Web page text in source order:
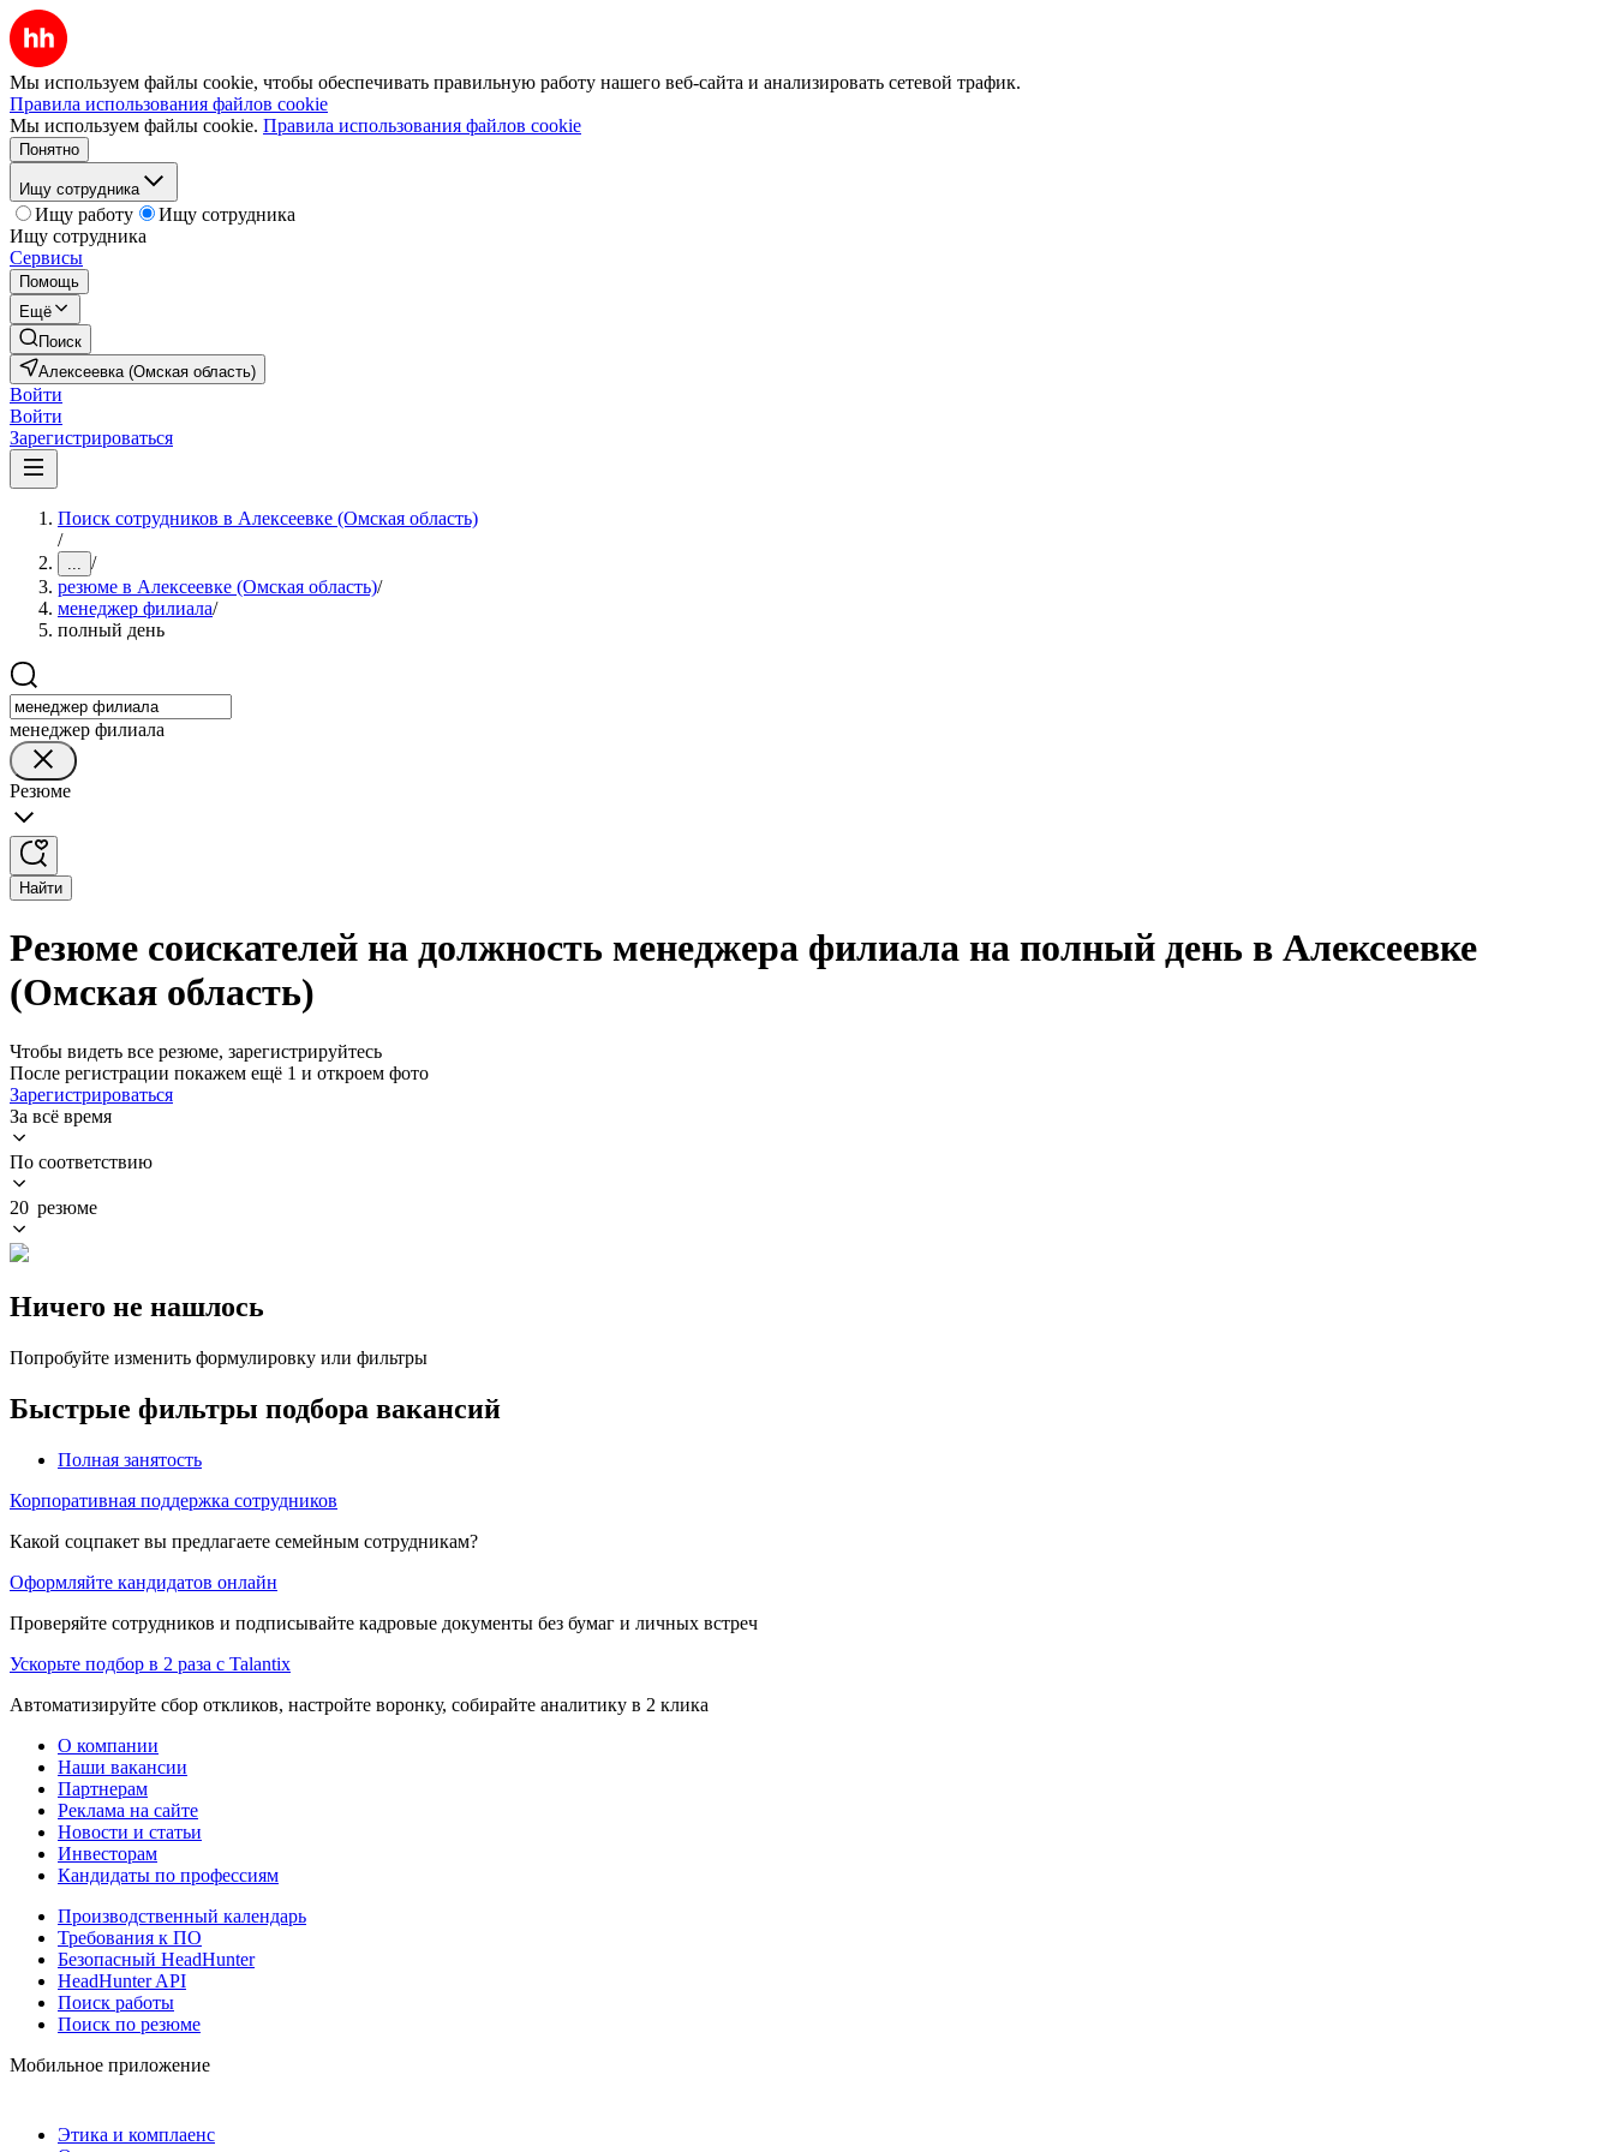
Мы используем файлы cookie, чтобы обеспечивать правильную работу нашего веб-сайта и анализировать сетевой трафик.
Правила использования файлов cookie
Мы используем файлы cookie. Правила использования файлов cookie
Понятно
Ищу сотрудника
Ищу работу
Ищу сотрудника
Ищу сотрудника
Сервисы
Помощь
Ещё
Поиск
Алексеевка (Омская область)
Войти
Войти
Зарегистрироваться
Поиск сотрудников в Алексеевке (Омская область)
/
... /
резюме в Алексеевке (Омская область)/
менеджер филиала/
полный день
менеджер филиала
Резюме
Найти
Резюме соискателей на должность менеджера филиала на полный день в Алексеевке
(Омская область)
Чтобы видеть все резюме, зарегистрируйтесь
После регистрации покажем ещё 1 и откроем фото
Зарегистрироваться
За всё время
По соответствию
20 резюме
Ничего не нашлось
Попробуйте изменить формулировку или фильтры
Быстрые фильтры подбора вакансий
Полная занятость
Корпоративная поддержка сотрудников
Какой соцпакет вы предлагаете семейным сотрудникам?
Оформляйте кандидатов онлайн
Проверяйте сотрудников и подписывайте кадровые документы без бумаг и личных встреч
Ускорьте подбор в 2 раза с Talantix
Автоматизируйте сбор откликов, настройте воронку, собирайте аналитику в 2 клика
О компании
Наши вакансии
Партнерам
Реклама на сайте
Новости и статьи
Инвесторам
Кандидаты по профессиям
Производственный календарь
Требования к ПО
Безопасный HeadHunter
HeadHunter API
Поиск работы
Поиск по резюме
Мобильное приложение
Этика и комплаенс